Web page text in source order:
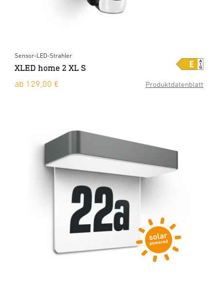
Produktdatenblatt
Sensor-LED-Strahler
XLED home 2 XL S
ab 129,00 €